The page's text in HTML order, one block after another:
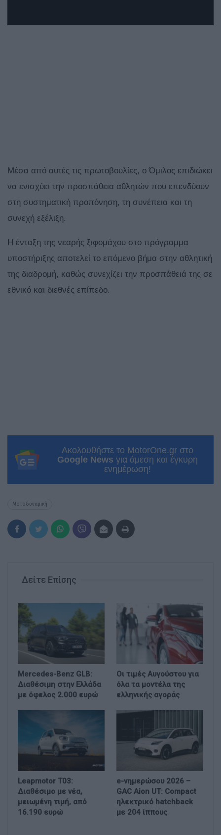
Μέσα από αυτές τις πρωτοβουλίες, ο Όμιλος επιδιώκει
να ενισχύει την προσπάθεια αθλητών που επενδύουν
στη συστηματική προπόνηση, τη συνέπεια και τη
συνεχή εξέλιξη.
Η ένταξη της νεαρής ξιφομάχου στο πρόγραμμα
υποστήριξης αποτελεί το επόμενο βήμα στην αθλητική
της διαδρομή, καθώς συνεχίζει την προσπάθειά της σε
εθνικό και διεθνές επίπεδο.
Ακολουθήστε το MotorOne.gr στο
Google News για άμεση και έγκυρη
ενημέρωση!
Μοτοδυναμική
Δείτε Επίσης
Mercedes-Benz GLB:
Διαθέσιμη στην Ελλάδα
με όφελος 2.000 ευρώ
Οι τιμές Αυγούστου για
όλα τα μοντέλα της
ελληνικής αγοράς
Leapmotor T03:
Διαθέσιμο με νέα,
μειωμένη τιμή, από
16.190 ευρώ
e-νημερώσου 2026 –
GAC Aion UT: Compact
ηλεκτρικό hatchback
με 204 ίππους